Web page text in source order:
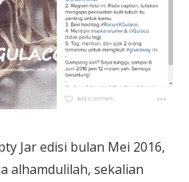
Jar edisi bulan Mei 2016,
alhamdulilah, sekalian